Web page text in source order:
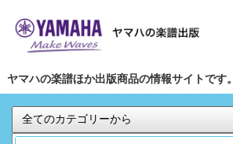
ヤマハの楽譜ほか出版商品の情報サイトです。